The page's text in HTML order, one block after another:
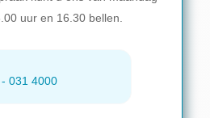
uur en 16.30 bellen.
031 4000